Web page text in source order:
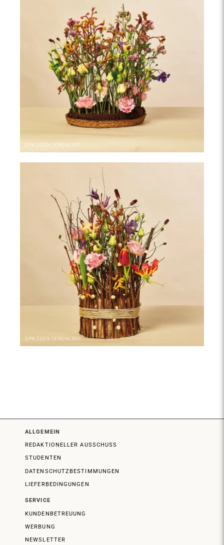
DPK 2025-1 FRÜHLING
DPK 2025-1 FRÜHLING
ALLGEMEIN
REDAKTIONELLER AUSSCHUSS
STUDENTEN
DATENSCHUTZBESTIMMUNGEN
LIEFERBEDINGUNGEN
SERVICE
KUNDENBETREUUNG
WERBUNG
NEWSLETTER